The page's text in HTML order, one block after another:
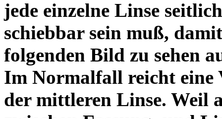
jede einzelne Linse
schiebbar sein muß,
folgenden Bild zu sehen
Im Normalfall reicht eine
der mittleren Linse. Weil